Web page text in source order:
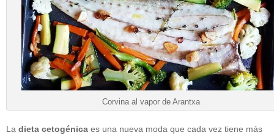
Corvina al vapor de Arantxa
La dieta cetogénica es una nueva moda que cada vez tiene más